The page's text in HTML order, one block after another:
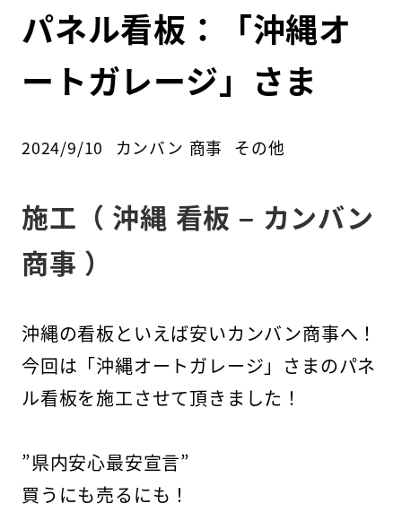
パネル看板：「沖縄オ
ートガレージ」さま
投稿日
2024/9/10
著
カンバン 商事 カテゴリー
その他
施工（ 沖縄 看板 – カンバン
商事 ）
沖縄の看板といえば安いカンバン商事へ！
今回は「沖縄オートガレージ」さまのパネ
ル看板を施工させて頂きました！
”県内安心最安宣言”
買うにも売るにも！